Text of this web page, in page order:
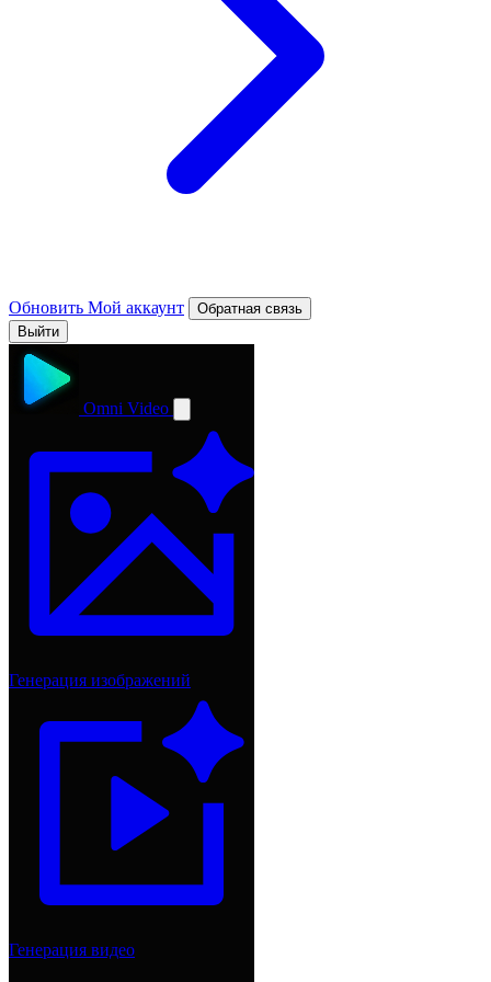
Обновить Мой аккаунт
Обратная связь
Выйти
Omni Video
Генерация изображений
Генерация видео